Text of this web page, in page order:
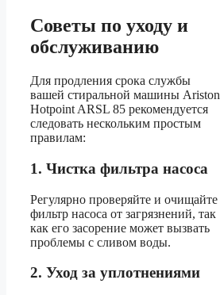
Советы по уходу и
обслуживанию
Для продления срока службы
вашей стиральной машины Ariston
Hotpoint ARSL 85 рекомендуется
следовать нескольким простым
правилам:
1. Чистка фильтра насоса
Регулярно проверяйте и очищайте
фильтр насоса от загрязнений, так
как его засорение может вызвать
проблемы с сливом воды.
2. Уход за уплотнениями